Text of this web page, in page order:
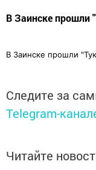
В Заинске прошли
В Заинске прошли
Следите за
Telegram-
Читайте